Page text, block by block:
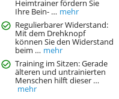
Heimtrainer fördern Sie
Ihre Bein- … mehr
Regulierbarer Widerstand:
Mit dem Drehknopf
können Sie den Widerstand
beim … mehr
Training im Sitzen: Gerade
älteren und untrainierten
Menschen hilft dieser …
mehr